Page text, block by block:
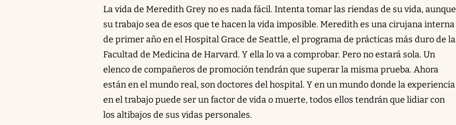
La vida de Meredith Grey no es nada fácil. Intenta tomar las riendas de su vida, aunque
su trabajo sea de esos que te hacen la vida imposible. Meredith es una cirujana interna
de primer año en el Hospital Grace de Seattle, el programa de prácticas más duro de la
Facultad de Medicina de Harvard. Y ella lo va a comprobar. Pero no estará sola. Un
elenco de compañeros de promoción tendrán que superar la misma prueba. Ahora
están en el mundo real, son doctores del hospital. Y en un mundo donde la experiencia
en el trabajo puede ser un factor de vida o muerte, todos ellos tendrán que lidiar con
los altibajos de sus vidas personales.